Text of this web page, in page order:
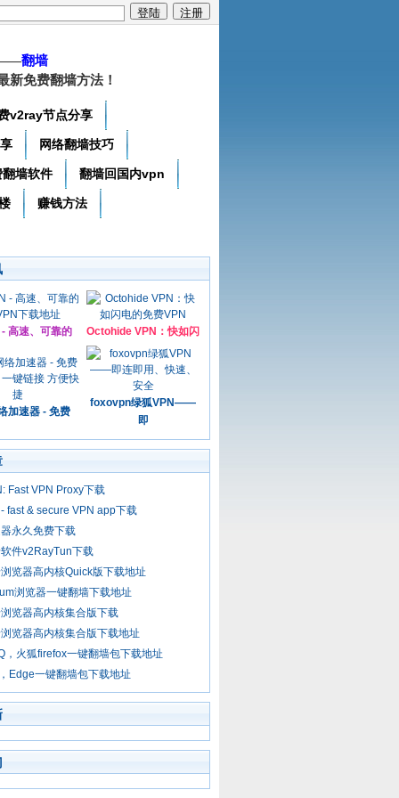
翻墙
新免费翻墙方法！
v2ray节点分享
网络翻墙技巧
翻墙软件 翻墙回国内vpn
赚钱方法
高速、可靠的 Octohide VPN：快如闪
加速器 - 免费
foxovpn绿狐VPN——
即
Fast VPN Proxy下载
fast & secure VPN app下载
永久免费下载
件v2RayTun下载
览器高内核Quick版下载地址
浏览器一键翻墙下载地址
览器高内核集合版下载
览器高内核集合版下载地址
，火狐firefox一键翻墙包下载地址
Edge一键翻墙包下载地址